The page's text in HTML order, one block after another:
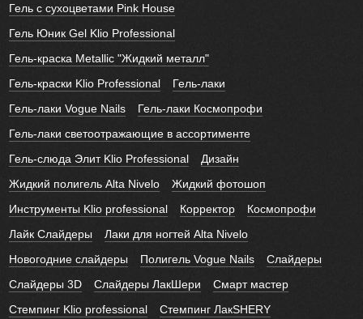
Гель с сухоцветами Pink House
Гель Юник Gel Klio Professional
Гель-краска Metallic "Жидкий металл"
Гель-краски Klio Professional
Гель-лаки
Гель-лаки Vogue Nails
Гель-лаки Космопрофи
Гель-лаки светоотражающие в ассортименте
Гель-слюда Элит Klio Professional
Дизайн
Жидкий полигель Alta Nivelo
Жидкий фотошоп
Инструменты Klio professional
Корректор
Космопрофи
Лайк Слайдеры
Лаки для ногтей Alta Nivelo
Новогодние слайдеры
Полигель Vogue Nails
Слайдеры
Слайдеры 3D
Слайдеры ЛакШери
Смарт мастер
Стемпинг Klio professional
Стемпинг ЛакSHERY